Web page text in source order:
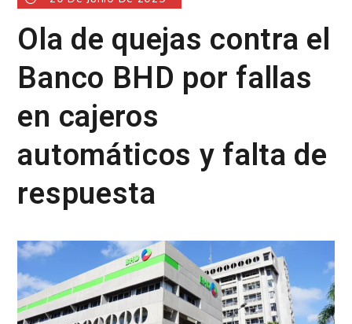
Ola de quejas contra el
Banco BHD por fallas
en cajeros
automáticos y falta de
respuesta